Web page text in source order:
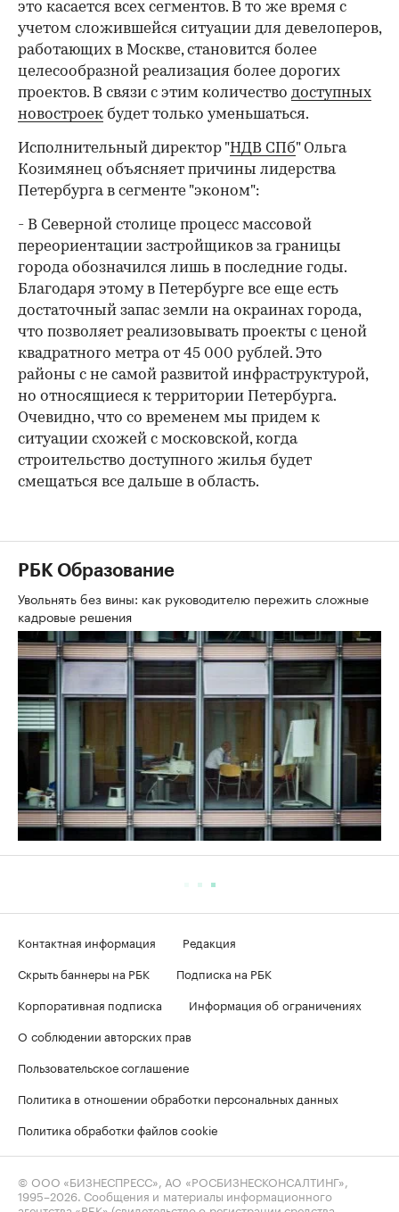
это касается всех сегментов. В то же время с
учетом сложившейся ситуации для девелоперов,
работающих в Москве, становится более
целесообразной реализация более дорогих
проектов. В связи с этим количество доступных
новостроек будет только уменьшаться.
Исполнительный директор "НДВ СПб" Ольга
Козимянец объясняет причины лидерства
Петербурга в сегменте "эконом":
- В Северной столице процесс массовой
переориентации застройщиков за границы
города обозначился лишь в последние годы.
Благодаря этому в Петербурге все еще есть
достаточный запас земли на окраинах города,
что позволяет реализовывать проекты с ценой
квадратного метра от 45 000 рублей. Это
районы с не самой развитой инфраструктурой,
но относящиеся к территории Петербурга.
Очевидно, что со временем мы придем к
ситуации схожей с московской, когда
строительство доступного жилья будет
смещаться все дальше в область.
РБК Образование
Увольнять без вины: как руководителю пережить сложные
кадровые решения
Контактная информация
Редакция
Скрыть баннеры на РБК
Подписка на РБК
Корпоративная подписка
Информация об ограничениях
О соблюдении авторских прав
Пользовательское соглашение
Политика в отношении обработки персональных данных
Политика обработки файлов cookie
© ООО «БИЗНЕСПРЕСС», АО «РОСБИЗНЕСКОНСАЛТИНГ»,
1995–2026. Сообщения и материалы информационного